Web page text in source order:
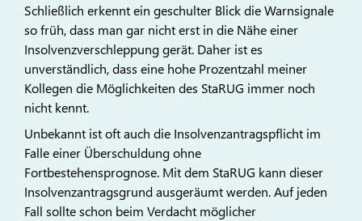
Schließlich erkennt ein geschulter Blick die Warnsignale
so früh, dass man gar nicht erst in die Nähe einer
Insolvenzverschleppung gerät. Daher ist es
unverständlich, dass eine hohe Prozentzahl meiner
Kollegen die Möglichkeiten des StaRUG immer noch
nicht kennt.
Unbekannt ist oft auch die Insolvenzantragspflicht im
Falle einer Überschuldung ohne
Fortbestehensprognose. Mit dem StaRUG kann dieser
Insolvenzantragsgrund ausgeräumt werden. Auf jeden
Fall sollte schon beim Verdacht möglicher